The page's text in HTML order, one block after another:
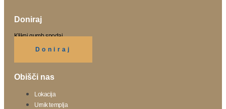
Doniraj
Klikni gumb spodaj.
Doniraj
Obišči nas
Lokacija
Urnik templja